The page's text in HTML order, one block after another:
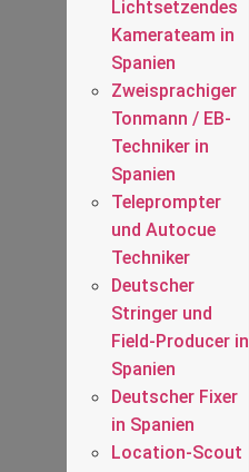
Lichtsetzendes
Kamerateam in
Spanien
Zweisprachiger
Tonmann / EB-
Techniker in
Spanien
Teleprompter
und Autocue
Techniker
Deutscher
Stringer und
Field-Producer in
Spanien
Deutscher Fixer
in Spanien
Location-Scout